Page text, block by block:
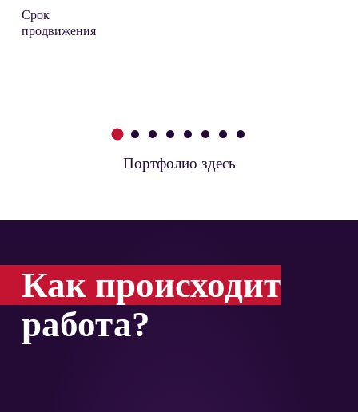
Срок
продвижения
1 2 3 4 5 6 7 8
Портфолио здесь
Как происходит
работа?